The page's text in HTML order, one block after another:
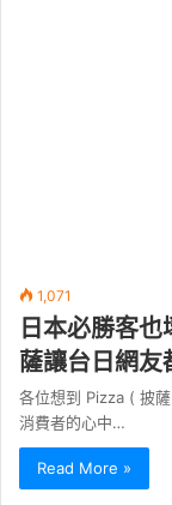
1,071
日本必勝客
薩讓台日網友
各位想到 Pizza ( 披
消費者的心中…
Read More »